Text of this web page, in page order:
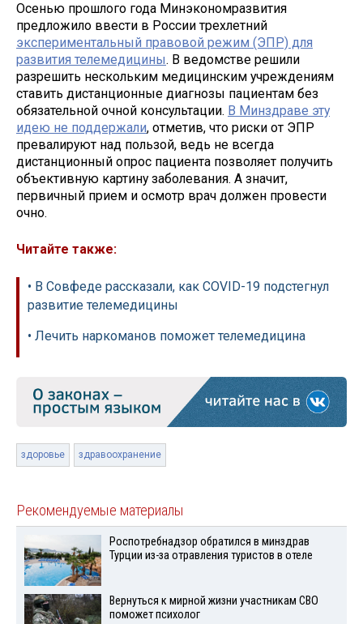
Осенью прошлого года Минэкономразвития
предложило ввести в России трехлетний
экспериментальный правовой режим (ЭПР) для
развития телемедицины. В ведомстве решили
разрешить нескольким медицинским учреждениям
ставить дистанционные диагнозы пациентам без
обязательной очной консультации. В Минздраве эту
идею не поддержали, отметив, что риски от ЭПР
превалируют над пользой, ведь не всегда
дистанционный опрос пациента позволяет получить
объективную картину заболевания. А значит,
первичный прием и осмотр врач должен провести
очно.
Читайте также:
• В Совфеде рассказали, как COVID-19 подстегнул
развитие телемедицины
• Лечить наркоманов поможет телемедицина
здоровье здравоохранение
Рекомендуемые материалы
Роспотребнадзор обратился в минздрав
Турции из-за отравления туристов в отеле
Вернуться к мирной жизни участникам СВО
поможет психолог